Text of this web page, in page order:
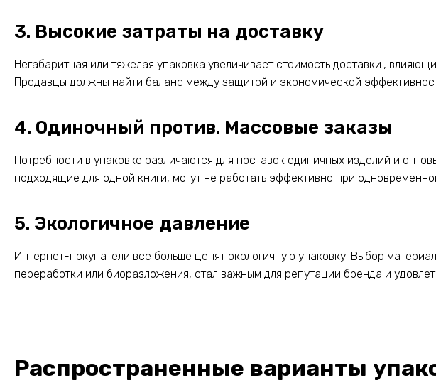
3. Высокие затраты на доставку
Негабаритная или тяжелая упаковка увеличивает стоимость доставки.,
Продавцы должны найти баланс между защитой и экономической
4. Одиночный против. Массовые заказы
Потребности в упаковке различаются для поставок единичных изделий и
подходящие для одной книги, могут не работать эффективно при
5. Экологичное давление
Интернет-покупатели все больше ценят экологичную упаковку. Выбор
переработки или биоразложения, стал важным для репутации бренда и
Распространенные варианты